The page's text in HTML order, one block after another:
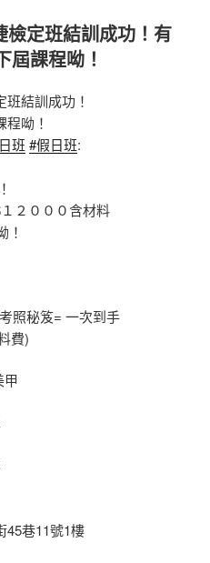
檢定班結訓成功！有
屆課程呦！
結訓成功！
呦！
班 #假日班:
２０００含材料
！
照秘笈= 一次到手
費)
甲
45巷11號1樓